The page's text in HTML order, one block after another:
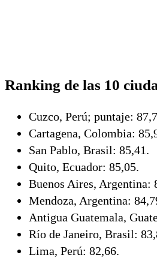
Ranking de las 10
Cuzco, Perú; puntaje:
Cartagena, Colombia:
San Pablo, Brasil: 85,41.
Quito, Ecuador: 85,05.
Buenos Aires, Argentina:
Mendoza, Argentina:
Antigua Guatemala,
Río de Janeiro, Brasil:
Lima, Perú: 82,66.